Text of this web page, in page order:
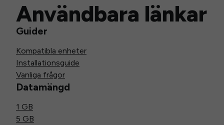
Användbara länkar
Guider
Kompatibla enheter
Installationsguide
Vanliga frågor
Datamängd
1 GB
5 GB